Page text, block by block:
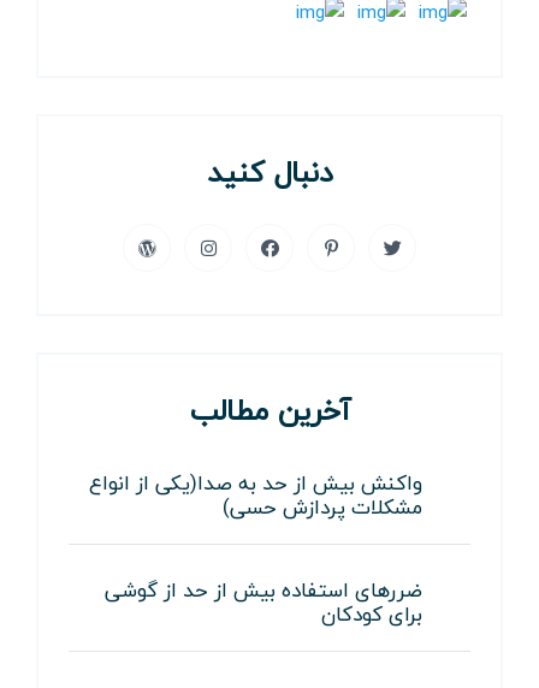
دنبال کنید
آخرین مطالب
واکنش بیش از حد به صدا(یکی از انواع
مشکلات پردازش حسی)
ضررهای استفاده بیش از حد از گوشی
برای کودکان